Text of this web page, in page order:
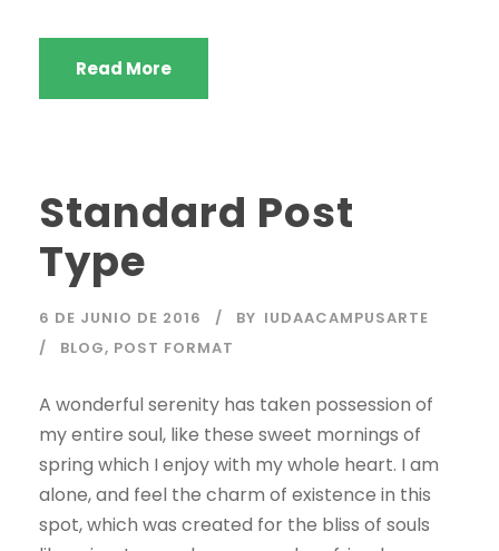
Read More
Standard Post
Type
6 DE JUNIO DE 2016 BY IUDAACAMPUSARTE
BLOG, POST FORMAT
A wonderful serenity has taken possession of
my entire soul, like these sweet mornings of
spring which I enjoy with my whole heart. I am
alone, and feel the charm of existence in this
spot, which was created for the bliss of souls